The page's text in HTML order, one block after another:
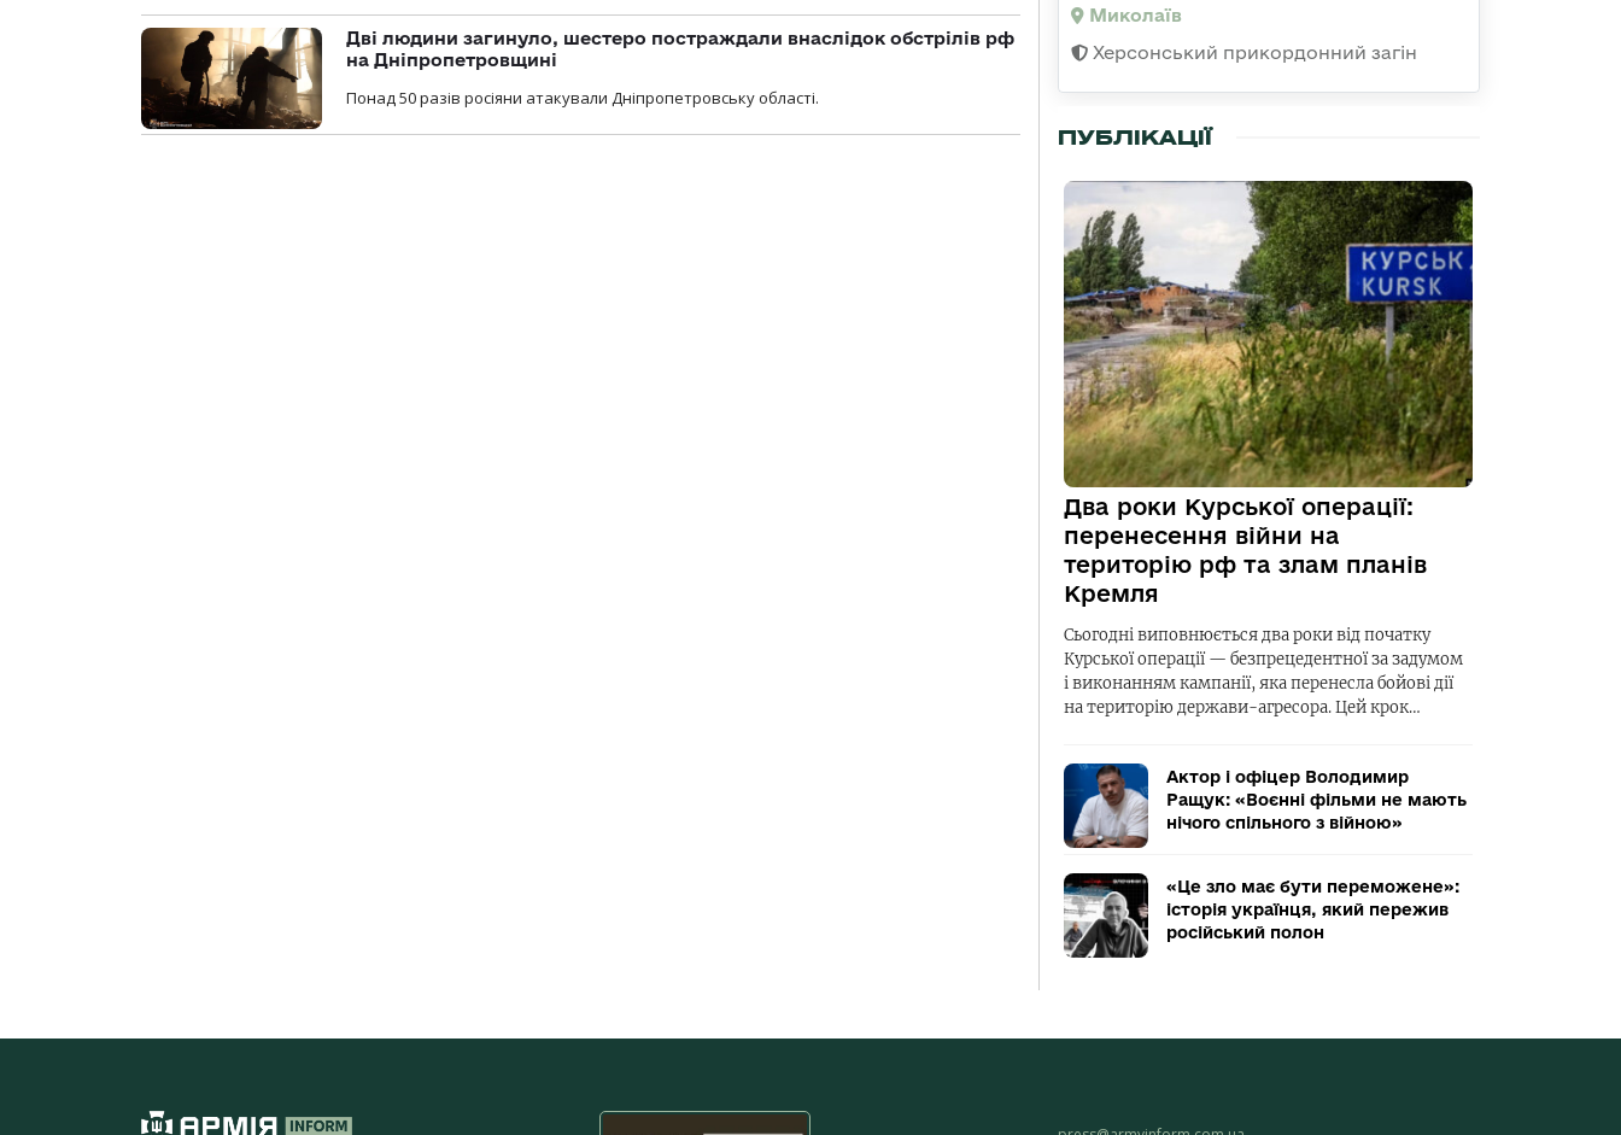
Дві людини загинуло, шестеро постраждали внаслідок обстрілів рф
на Дніпропетровщині
Понад 50 разів росіяни атакували Дніпропетровську області.
Миколаїв
Херсонський прикордонний загін
ПУБЛІКАЦІЇ
Два роки Курської операції:
перенесення війни на
територію рф та злам планів
Кремля
Сьогодні виповнюється два роки від початку
Курської операції — безпрецедентної за задумом
і виконанням кампанії, яка перенесла бойові дії
на територію держави-агресора. Цей крок…
Актор і офіцер Володимир
Ращук: «Воєнні фільми не мають
нічого спільного з війною»
«Це зло має бути переможене»:
історія українця, який пережив
російський полон